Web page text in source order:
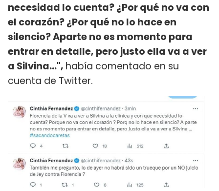
necesidad lo cuenta? ¿Por qué no va con
el corazón? ¿Por qué no lo hace en
silencio? Aparte no es momento para
entrar en detalle, pero justo ella va a ver
a Silvina...", había comentado en su
cuenta de Twitter.